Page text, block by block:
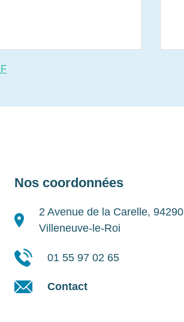
Nos coordonnées
2 Avenue de la Carelle, 94290
Villeneuve-le-Roi
01 55 97 02 65
Contact